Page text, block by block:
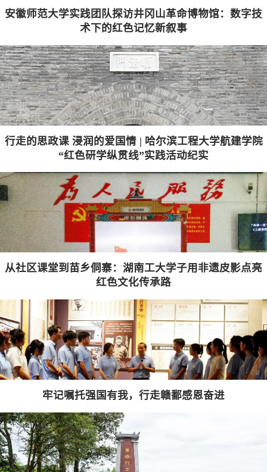
安徽师范大学实践团队探访井冈山革命博物馆：数字技
术下的红色记忆新叙事
行走的思政课 浸润的爱国情 | 哈尔滨工程大学航建学院
“红色研学纵贯线”实践活动纪实
从社区课堂到苗乡侗寨：湖南工大学子用非遗皮影点亮
红色文化传承路
牢记嘱托强国有我，行走赣鄱感恩奋进